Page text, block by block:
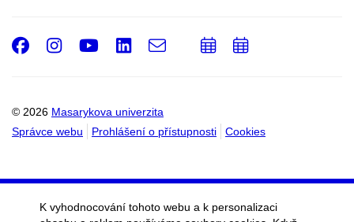
© 2026 Masarykova univerzita
Správce webu
Prohlášení o přístupnosti Cookies
Facebook
Instagram
Youtube
LinkedIn
e-
PřidatPřidat
K vyhodnocování tohoto webu a k personalizaci